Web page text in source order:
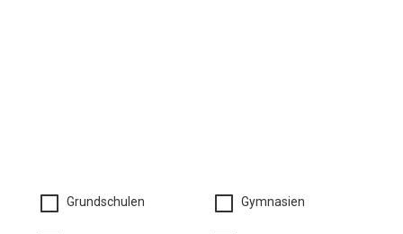
Grundschulen Gymnasien